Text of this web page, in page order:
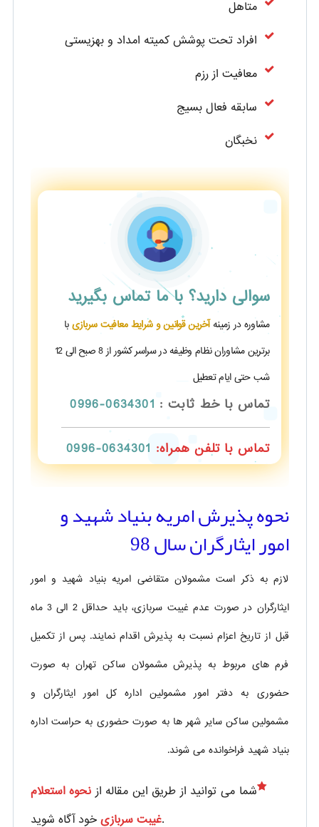
متاهل
افراد تحت پوشش کمیته امداد و بهزیستی
معافیت از رزم
سابقه فعال بسیج
نخبگان
سوالی دارید؟ با ما تماس بگیرید
مشاوره در زمینهآخرین قوانین و شرایط معافیت سربازیبا
برترین مشاوران نظام وظیفه در سراسر کشور از 8 صبح الی 12
شب حتی ایام تعطیل
تماس با خط ثابت : 0634301-0996
تماس با تلفن همراه: 0634301-0996
نحوه پذیرش امریه بنیاد شهید و
امور ایثارگران سال 98
لازم به ذکر است مشمولان متقاضی امریه بنیاد شهید و امور
ایثارگران در صورت عدم غیبت سربازی، باید حداقل 2 الی 3 ماه
قبل از تاریخ اعزام نسبت به پذیرش اقدام نمایند. پس از تکمیل
فرم های مربوط به پذیرش مشمولان ساکن تهران به صورت
حضوری به دفتر امور مشمولین اداره کل امور ایثارگران و
مشمولین ساکن سایر شهر ها به صورت حضوری به حراست اداره
بنیاد شهید فراخوانده می شوند.
شما می توانید از طریق این مقاله از نحوه استعلام
غیبت سربازیخود آگاه شوید.